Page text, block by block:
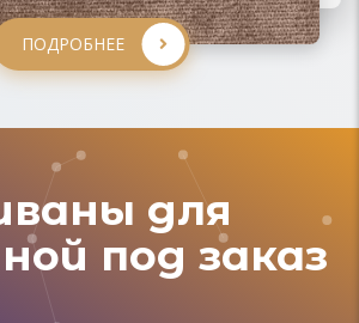
ПОДРОБНЕЕ
для
под заказ